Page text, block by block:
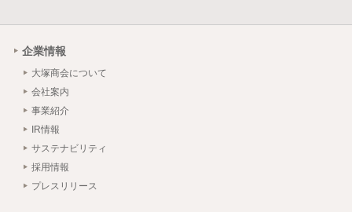
企業情報
大塚商会について
会社案内
事業紹介
IR情報
サステナビリティ
採用情報
プレスリリース